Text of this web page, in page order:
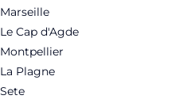
Marseille
Le Cap d'Agde
Montpellier
La Plagne
Sete